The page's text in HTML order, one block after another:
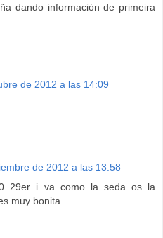
dando información de primeira
de 2012 a las 14:09
de 2012 a las 13:58
29er i va como la seda os la
muy bonita